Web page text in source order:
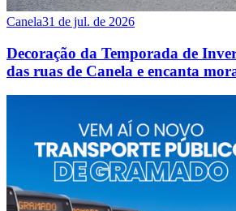
Canela31 de jul. de 2026
Decoração da Temporada de
das ruas de Canela e encanta